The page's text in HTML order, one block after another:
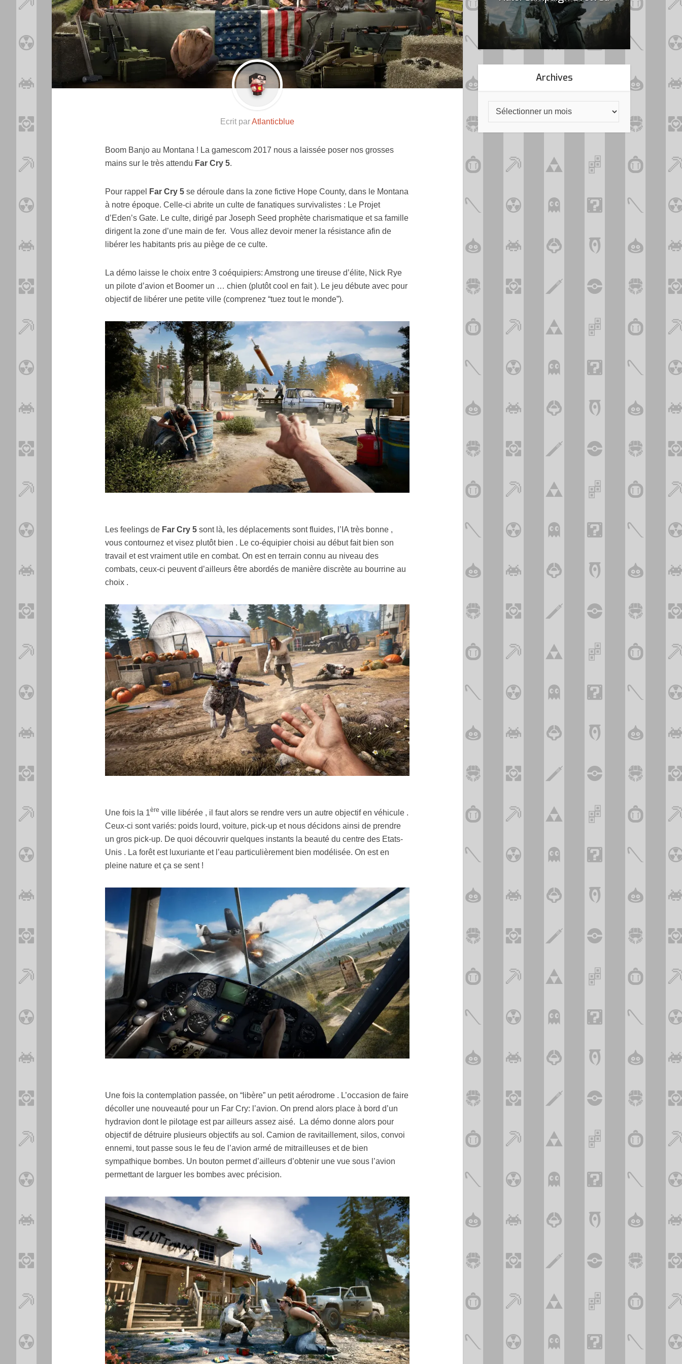
Ecrit parAtlanticblue
Boom Banjo au Montana ! La gamescom 2017 nous a laissée poser nos grosses
mains sur le très attendu Far Cry 5.
Pour rappel Far Cry 5 se déroule dans la zone fictive Hope County, dans le Montana
à notre époque. Celle-ci abrite un culte de fanatiques survivalistes : Le Projet
d’Eden’s Gate. Le culte, dirigé par Joseph Seed prophète charismatique et sa famille
dirigent la zone d’une main de fer. Vous allez devoir mener la résistance afin de
libérer les habitants pris au piège de ce culte.
La démo laisse le choix entre 3 coéquipiers: Amstrong une tireuse d’élite, Nick Rye
un pilote d’avion et Boomer un … chien (plutôt cool en fait ). Le jeu débute avec pour
objectif de libérer une petite ville (comprenez “tuez tout le monde”).
Les feelings de Far Cry 5 sont là, les déplacements sont fluides, l’IA très bonne ,
vous contournez et visez plutôt bien . Le co-équipier choisi au début fait bien son
travail et est vraiment utile en combat. On est en terrain connu au niveau des
combats, ceux-ci peuvent d’ailleurs être abordés de manière discrète au bourrine au
choix .
Une fois la 1ère ville libérée , il faut alors se rendre vers un autre objectif en véhicule .
Ceux-ci sont variés: poids lourd, voiture, pick-up et nous décidons ainsi de prendre
un gros pick-up. De quoi découvrir quelques instants la beauté du centre des Etats-
Unis . La forêt est luxuriante et l’eau particulièrement bien modélisée. On est en
pleine nature et ça se sent !
Une fois la contemplation passée, on “libère” un petit aérodrome . L’occasion de faire
décoller une nouveauté pour un Far Cry: l’avion. On prend alors place à bord d’un
hydravion dont le pilotage est par ailleurs assez aisé. La démo donne alors pour
objectif de détruire plusieurs objectifs au sol. Camion de ravitaillement, silos, convoi
ennemi, tout passe sous le feu de l’avion armé de mitrailleuses et de bien
sympathique bombes. Un bouton permet d’ailleurs d’obtenir une vue sous l’avion
permettant de larguer les bombes avec précision.
Resynced
Archives